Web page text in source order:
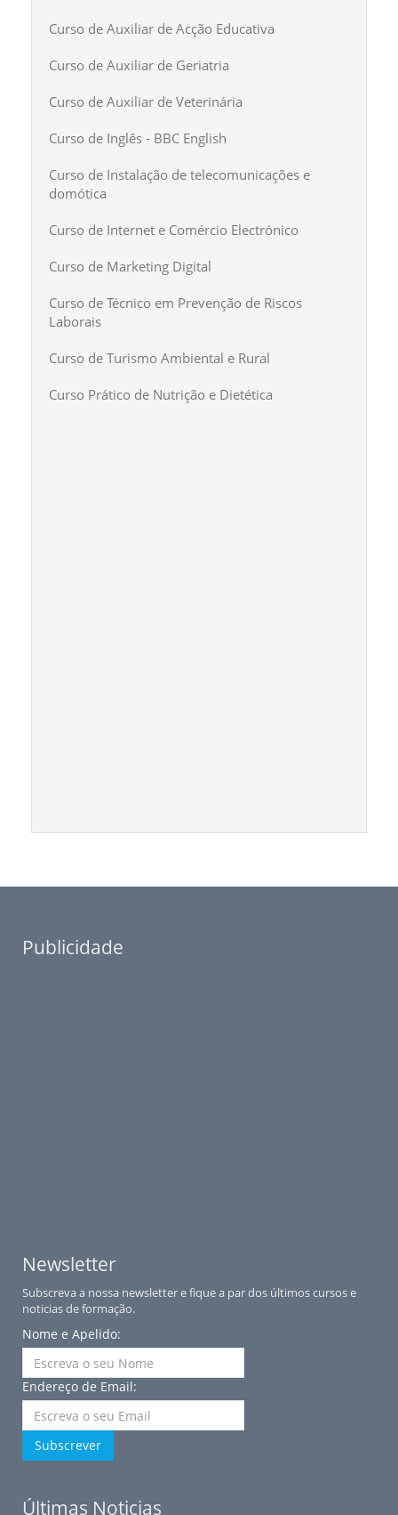
Curso de Auxiliar de Acção Educativa
Curso de Auxiliar de Geriatria
Curso de Auxiliar de Veterinária
Curso de Inglês - BBC English
Curso de Instalação de telecomunicações e
domótica
Curso de Internet e Comércio Electrónico
Curso de Marketing Digital
Curso de Técnico em Prevenção de Riscos
Laborais
Curso de Turismo Ambiental e Rural
Curso Prático de Nutrição e Dietética
Publicidade
Newsletter
Subscreva a nossa newsletter e fique a par dos últimos cursos e
noticias de formação.
Nome e Apelido:
Endereço de Email:
Subscrever
Últimas Noticias